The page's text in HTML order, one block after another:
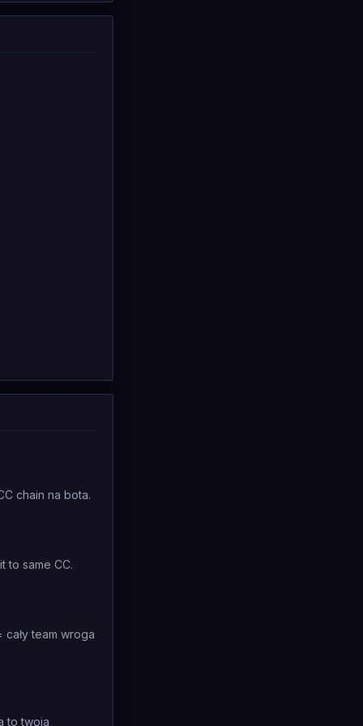
chain na bota.
to same CC.
team wroga
to twoja